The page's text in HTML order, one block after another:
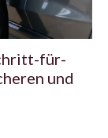
für-
und